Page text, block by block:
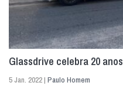
Glassdrive celebra 20 anos
5 Jan. 2022 | Paulo Homem